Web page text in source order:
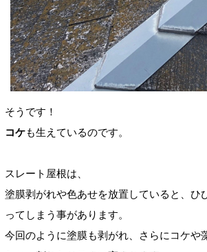
そうです！
コケも生えているのです。
スレート屋根は、
塗膜剥がれや色あせを放置していると、ひ
ってしまう事があります。
今回のように塗膜も剥がれ、さらにコケや